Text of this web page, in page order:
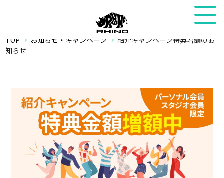
TOP お知らせ・キャンペーン
紹介キャンペーン特典増額のお
知らせ